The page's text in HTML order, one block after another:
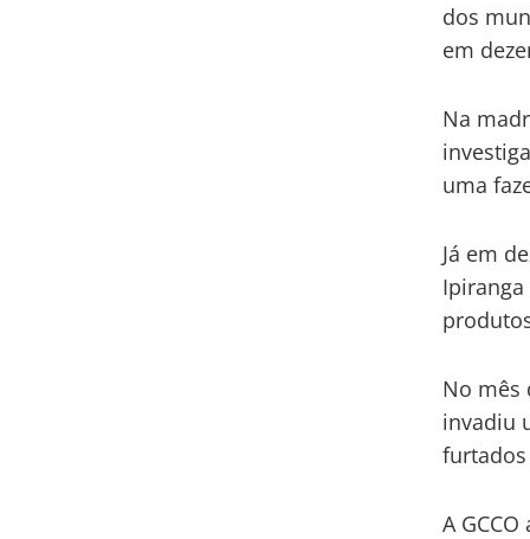
dos
em
Na
uma
Já em
No mês
invadiu
A